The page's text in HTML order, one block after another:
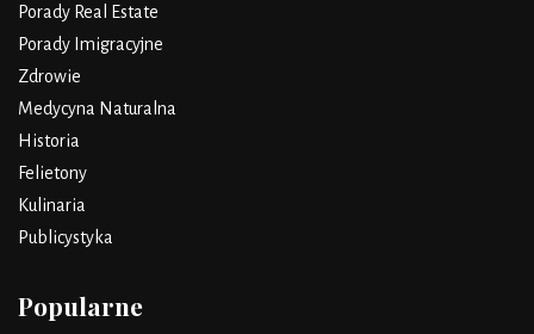
Porady Real Estate
Porady Imigracyjne
Zdrowie
Medycyna Naturalna
Historia
Felietony
Kulinaria
Publicystyka
Popularne